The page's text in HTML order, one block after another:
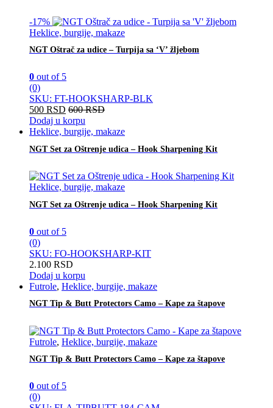
-17%
Heklice, burgije, makaze
NGT Oštrač za udice – Turpija sa ‘V’ žljebom
0 out of 5
(0)
SKU: FT-HOOKSHARP-BLK
500 RSD 600RSD
Dodaj u korpu
Heklice, burgije, makaze
NGT Set za Oštrenje udica – Hook Sharpening Kit
Heklice, burgije, makaze
NGT Set za Oštrenje udica – Hook Sharpening Kit
0 out of 5
(0)
SKU: FO-HOOKSHARP-KIT
2.100 RSD
Dodaj u korpu
Futrole, Heklice, burgije, makaze
NGT Tip & Butt Protectors Camo – Kape za štapove
Futrole, Heklice, burgije, makaze
NGT Tip & Butt Protectors Camo – Kape za štapove
0 out of 5
(0)